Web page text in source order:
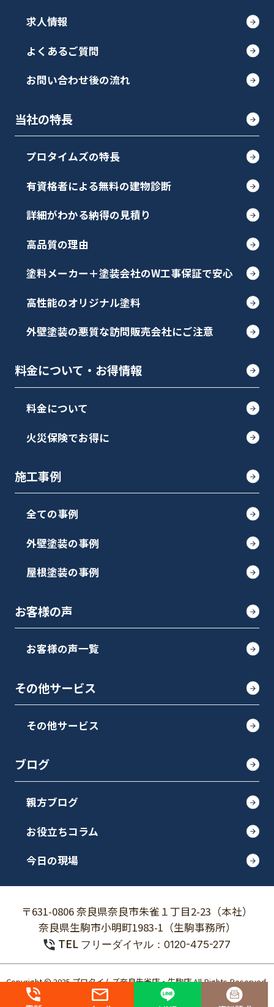
求人情報
よくあるご質問
お問い合わせ後の流れ
当社の特長
プロタイムズの特長
有資格者による無料の建物診断
詳細がわかる納得の見積り
高品質の理由
塗料メーカー＋塗装会社のW工事保証で安心
高性能のオリジナル塗料
外壁塗装の悪質な訪問販売会社にご注意
料金について・お得情報
料金について
火災保険でお得に
施工事例
全ての事例
外壁塗装の事例
屋根塗装の事例
お客様の声
お客様の声一覧
その他サービス
その他サービス
ブログ
親方ブログ
お役立ちコラム
今日の現場
〒631-0806 奈良県奈良市朱雀１丁目2-23（本社）
奈良県生駒市小明町1983-1（生駒事務所）
TEL フリーダイヤル：0120-475-277
Copyright © 2025 プロタイムズ奈良朱雀店・生駒店 All Rights Reserved.
個人情報保護方針